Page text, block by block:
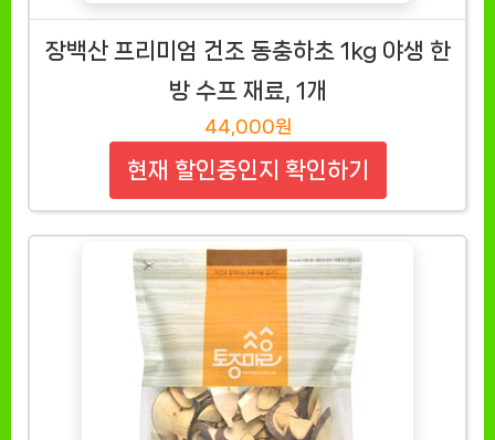
장백산 프리미엄 건조 동충하초 1kg 야생 한
방 수프 재료, 1개
44,000원
현재 할인중인지 확인하기